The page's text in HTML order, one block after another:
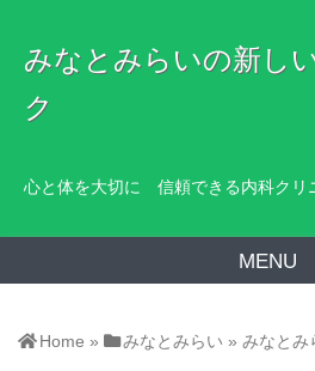
みなとみらいの新し
ク
心と体を大切に 信頼できる内科クリ
MENU
Home » みなとみらい »みなとみ